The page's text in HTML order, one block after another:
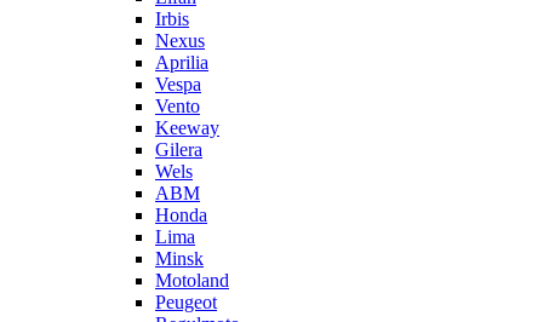
Irbis
Nexus
Aprilia
Vespa
Vento
Keeway
Gilera
Wels
ABM
Honda
Lima
Minsk
Motoland
Peugeot